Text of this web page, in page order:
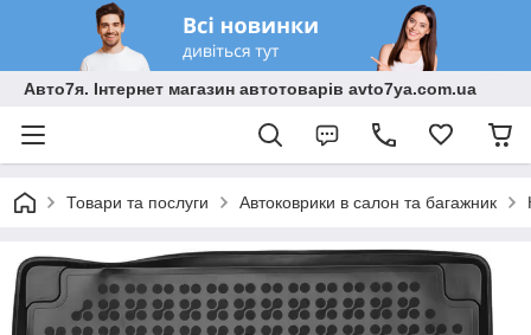
Авто7я. Інтернет магазин автотоварів avto7ya.com.ua
Товари та послуги Автоковрики в салон та багажник